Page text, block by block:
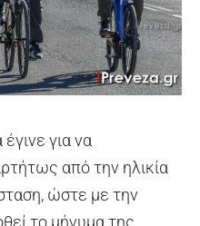
για να
από την ηλικία
ώστε με την